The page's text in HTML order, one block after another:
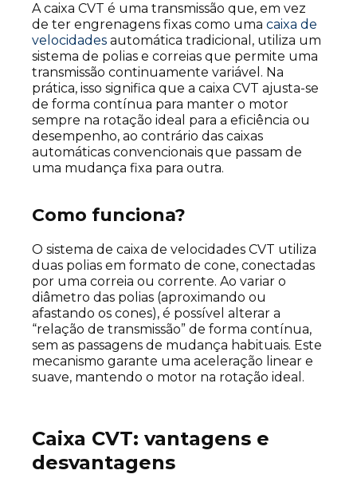
A caixa CVT é uma transmissão que, em vez
de ter engrenagens fixas como uma caixa de
velocidades automática tradicional, utiliza um
sistema de polias e correias que permite uma
transmissão continuamente variável. Na
prática, isso significa que a caixa CVT ajusta-se
de forma contínua para manter o motor
sempre na rotação ideal para a eficiência ou
desempenho, ao contrário das caixas
automáticas convencionais que passam de
uma mudança fixa para outra.
Como funciona?
O sistema de caixa de velocidades CVT utiliza
duas polias em formato de cone, conectadas
por uma correia ou corrente. Ao variar o
diâmetro das polias (aproximando ou
afastando os cones), é possível alterar a
“relação de transmissão” de forma contínua,
sem as passagens de mudança habituais. Este
mecanismo garante uma aceleração linear e
suave, mantendo o motor na rotação ideal.
Caixa CVT: vantagens e
desvantagens